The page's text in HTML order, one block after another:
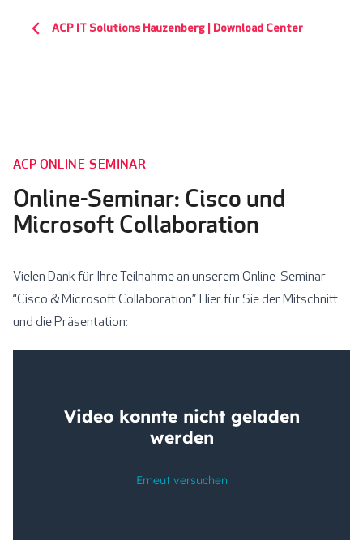
ACP IT Solutions Hauzenberg | Download Center
ACP ONLINE-SEMINAR
Online-Seminar: Cisco und
Microsoft Collaboration
Vielen Dank für Ihre Teilnahme an unserem Online-Seminar
“Cisco & Microsoft Collaboration”. Hier für Sie der Mitschnitt
und die Präsentation: